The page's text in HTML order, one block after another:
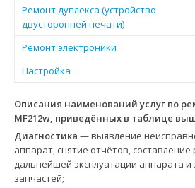
Ремонт дуплекса (устройство
двусторонней печати)
Ремонт электроники
Настройка
Описания наименований услуг по
MF212w, приведённых в таблице
Диагностика — выявление
аппарат, снятие отчётов,
дальнейшей эксплуатации аппарата
запчастей;